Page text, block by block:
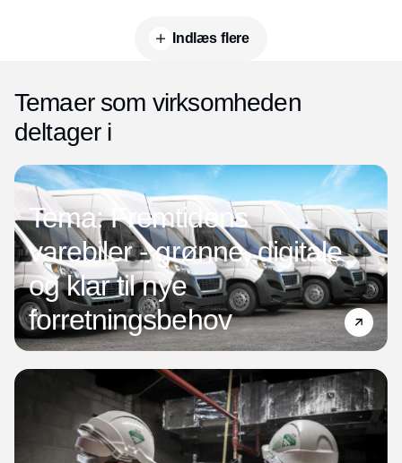
Indlæs flere
Temaer som virksomheden
deltager i
Tema: Fremtidens
varebiler - grønne, digitale
og klar til nye
forretningsbehov